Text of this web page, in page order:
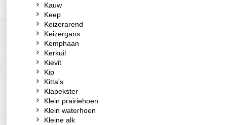
Kauw
Keep
Keizerarend
Keizergans
Kemphaan
Kerkuil
Kievit
Kip
Kitta's
Klapekster
Klein prairiehoen
Klein waterhoen
Kleine alk